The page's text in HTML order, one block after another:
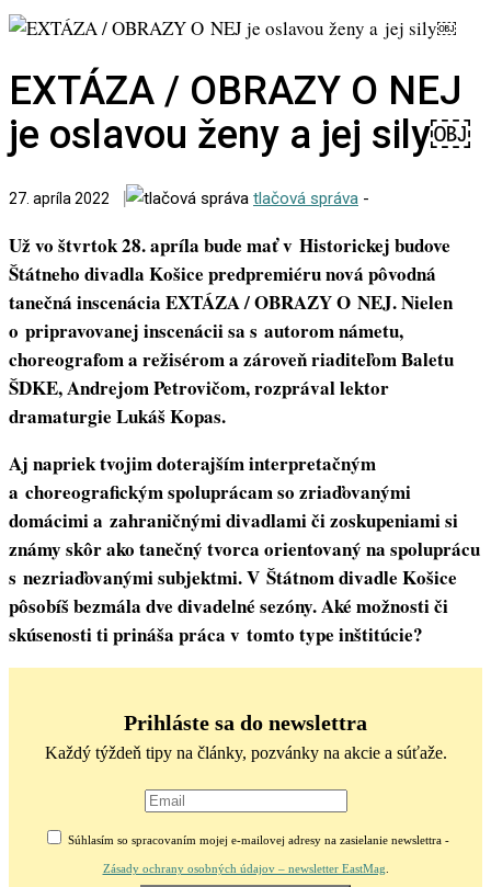
EXTÁZA / OBRAZY O NEJ
je oslavou ženy a jej sily￼
27. apríla 2022 tlačová správa -
Už vo štvrtok 28. apríla bude mať v Historickej budove
Štátneho divadla Košice predpremiéru nová pôvodná
tanečná inscenácia EXTÁZA / OBRAZY O NEJ. Nielen
o pripravovanej inscenácii sa s autorom námetu,
choreografom a režisérom a zároveň riaditeľom Baletu
ŠDKE, Andrejom Petrovičom, rozprával lektor
dramaturgie Lukáš Kopas.
Aj napriek tvojim doterajším interpretačným
a choreografickým spoluprácam so zriaďovanými
domácimi a zahraničnými divadlami či zoskupeniami si
známy skôr ako tanečný tvorca orientovaný na spoluprácu
s nezriaďovanými subjektmi. V Štátnom divadle Košice
pôsobíš bezmála dve divadelné sezóny. Aké možnosti či
skúsenosti ti prináša práca v tomto type inštitúcie?
Prihláste sa do newslettra
Každý týždeň tipy na články, pozvánky na akcie a súťaže.
Súhlasím so spracovaním mojej e-mailovej adresy na zasielanie newslettra -
Zásady ochrany osobných údajov – newsletter EastMag